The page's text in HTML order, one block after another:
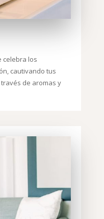
celebra los
cautivando tus
de aromas y